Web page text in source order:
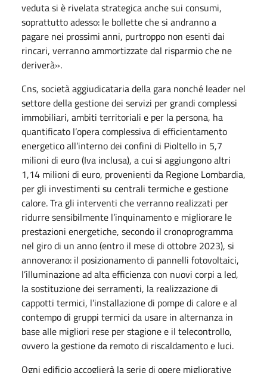
veduta si è rivelata strategica anche sui consumi,
soprattutto adesso: le bollette che si andranno a
pagare nei prossimi anni, purtroppo non esenti dai
rincari, verranno ammortizzate dal risparmio che ne
deriverà».
Cns, società aggiudicataria della gara nonché leader nel
settore della gestione dei servizi per grandi complessi
immobiliari, ambiti territoriali e per la persona, ha
quantificato l’opera complessiva di efficientamento
energetico all’interno dei confini di Pioltello in 5,7
milioni di euro (Iva inclusa), a cui si aggiungono altri
1,14 milioni di euro, provenienti da Regione Lombardia,
per gli investimenti su centrali termiche e gestione
calore. Tra gli interventi che verranno realizzati per
ridurre sensibilmente l’inquinamento e migliorare le
prestazioni energetiche, secondo il cronoprogramma
nel giro di un anno (entro il mese di ottobre 2023), si
annoverano: il posizionamento di pannelli fotovoltaici,
l’illuminazione ad alta efficienza con nuovi corpi a led,
la sostituzione dei serramenti, la realizzazione di
cappotti termici, l’installazione di pompe di calore e al
contempo di gruppi termici da usare in alternanza in
base alle migliori rese per stagione e il telecontrollo,
ovvero la gestione da remoto di riscaldamento e luci.
Ogni edificio accoglierà la serie di opere migliorative